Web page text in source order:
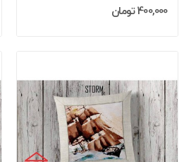
400,000 تومان